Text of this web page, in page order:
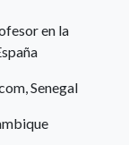
en la
Senegal